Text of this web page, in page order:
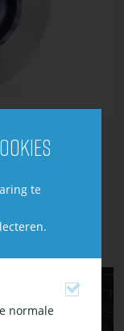
bronstenen en
te
normale